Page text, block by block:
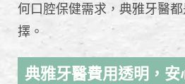
何口腔保健需求，典雅牙醫
擇。
典雅牙醫費用透明，安